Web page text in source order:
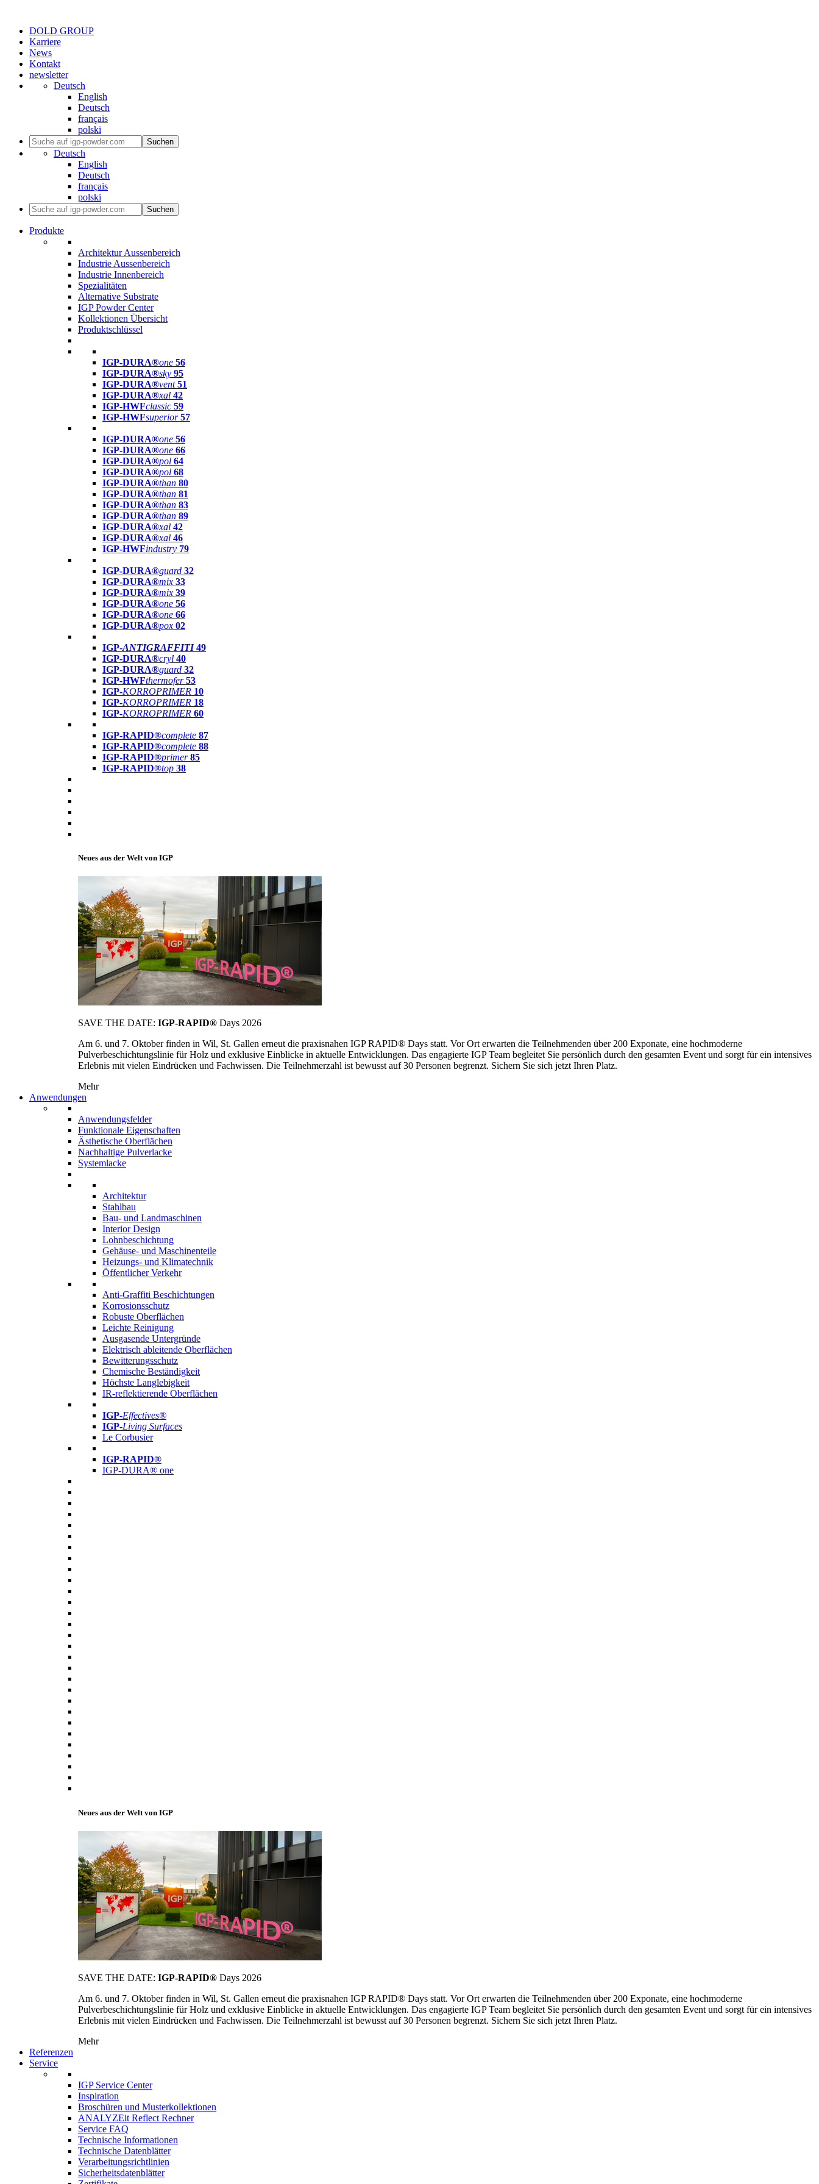
DOLD GROUP
Karriere
News
Kontakt
newsletter
Deutsch
English
Deutsch
français
polski
Suchen
Deutsch
English
Deutsch
français
polski
Suchen
Produkte
Architektur Aussenbereich
Industrie Aussenbereich
Industrie Innenbereich
Spezialitäten
Alternative Substrate
IGP Powder Center
Kollektionen Übersicht
Produktschlüssel
IGP-DURA®one 56
IGP-DURA®sky 95
IGP-DURA®vent 51
IGP-DURA®xal 42
IGP-HWFclassic 59
IGP-HWFsuperior 57
IGP-DURA®one 56
IGP-DURA®one 66
IGP-DURA®pol 64
IGP-DURA®pol 68
IGP-DURA®than 80
IGP-DURA®than 81
IGP-DURA®than 83
IGP-DURA®than 89
IGP-DURA®xal 42
IGP-DURA®xal 46
IGP-HWFindustry 79
IGP-DURA®guard 32
IGP-DURA®mix 33
IGP-DURA®mix 39
IGP-DURA®one 56
IGP-DURA®one 66
IGP-DURA®pox 02
IGP-ANTIGRAFFITI49
IGP-DURA®cryl 40
IGP-DURA®guard 32
IGP-HWFthermofer 53
IGP-KORROPRIMER 10
IGP-KORROPRIMER 18
IGP-KORROPRIMER 60
IGP-RAPID®complete 87
IGP-RAPID®complete 88
IGP-RAPID®primer 85
IGP-RAPID®top 38
Neues aus der Welt von IGP
SAVE THE DATE: IGP-RAPID® Days 2026
Am 6. und 7. Oktober finden in Wil, St. Gallen erneut die praxisnahen IGP RAPID® Days statt. Vor Ort erwarten die Teilnehmenden über 200 Exponate, eine hochmoderne
Pulverbeschichtungslinie für Holz und exklusive Einblicke in aktuelle Entwicklungen. Das engagierte IGP Team begleitet Sie persönlich durch den gesamten Event und sorgt für ein intensives
Erlebnis mit vielen Eindrücken und Fachwissen. Die Teilnehmerzahl ist bewusst auf 30 Personen begrenzt. Sichern Sie sich jetzt Ihren Platz.
Mehr
Anwendungen
Anwendungsfelder
Funktionale Eigenschaften
Ästhetische Oberflächen
Nachhaltige Pulverlacke
Systemlacke
Architektur
Stahlbau
Bau- und Landmaschinen
Interior Design
Lohnbeschichtung
Gehäuse- und Maschinenteile
Heizungs- und Klimatechnik
Öffentlicher Verkehr
Anti-Graffiti Beschichtungen
Korrosionsschutz
Robuste Oberflächen
Leichte Reinigung
Ausgasende Untergründe
Elektrisch ableitende Oberflächen
Bewitterungsschutz
Chemische Beständigkeit
Höchste Langlebigkeit
IR-reflektierende Oberflächen
IGP-Effectives®
IGP-Living Surfaces
Le Corbusier
IGP-RAPID®
IGP-DURA® one
Neues aus der Welt von IGP
SAVE THE DATE: IGP-RAPID® Days 2026
Am 6. und 7. Oktober finden in Wil, St. Gallen erneut die praxisnahen IGP RAPID® Days statt. Vor Ort erwarten die Teilnehmenden über 200 Exponate, eine hochmoderne
Pulverbeschichtungslinie für Holz und exklusive Einblicke in aktuelle Entwicklungen. Das engagierte IGP Team begleitet Sie persönlich durch den gesamten Event und sorgt für ein intensives
Erlebnis mit vielen Eindrücken und Fachwissen. Die Teilnehmerzahl ist bewusst auf 30 Personen begrenzt. Sichern Sie sich jetzt Ihren Platz.
Mehr
Referenzen
Service
IGP Service Center
Inspiration
Broschüren und Musterkollektionen
ANALYZEit Reflect Rechner
Service FAQ
Technische Informationen
Technische Datenblätter
Verarbeitungsrichtlinien
Sicherheitsdatenblätter